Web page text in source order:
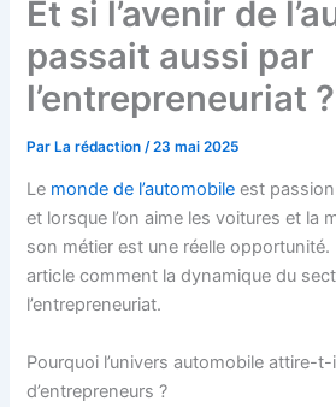
Et si l’avenir de
passait aussi par
l’entrepreneuriat ?
ParLa rédaction /23 mai 2025
Le monde de l’automobile est
et lorsque l’on aime les voitures et la
son métier est une réelle
article comment la dynamique du
l’entrepreneuriat.
Pourquoi l’univers automobile attire-
d’entrepreneurs ?